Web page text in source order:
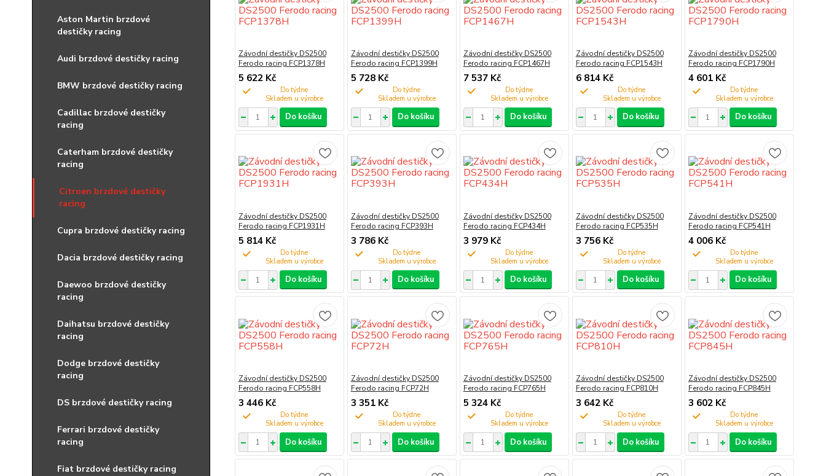
Aston Martin brzdové
destičky racing
Audi brzdové destičky racing
BMW brzdové destičky racing
Cadillac brzdové destičky
racing
Caterham brzdové destičky
racing
Citroen brzdové destičky
racing
Cupra brzdové destičky racing
Dacia brzdové destičky racing
Daewoo brzdové destičky
racing
Daihatsu brzdové destičky
racing
Dodge brzdové destičky
racing
DS brzdové destičky racing
Ferrari brzdové destičky
racing
Fiat brzdové destičky racing
Závodní destičky DS2500
Ferodo racing FCP1378H
5 622 Kč
Do týdne
Do košíku
Závodní destičky DS2500
Ferodo racing FCP1399H
5 728 Kč
Do týdne
Do košíku
Závodní destičky DS2500
Ferodo racing FCP1467H
7 537 Kč
Do týdne
Do košíku
Závodní destičky DS2500
Ferodo racing FCP1543H
6 814 Kč
Do týdne
Do košíku
Závodní destičky DS2500
Ferodo racing FCP1790H
4 601 Kč
Do týdne
Do košíku
Závodní destičky DS2500
Ferodo racing FCP1931H
5 814 Kč
Do týdne
Do košíku
Závodní destičky DS2500
Ferodo racing FCP393H
3 786 Kč
Do týdne
Do košíku
Závodní destičky DS2500
Ferodo racing FCP434H
3 979 Kč
Do týdne
Do košíku
Závodní destičky DS2500
Ferodo racing FCP535H
3 756 Kč
Do týdne
Do košíku
Závodní destičky DS2500
Ferodo racing FCP541H
4 006 Kč
Do týdne
Do košíku
Závodní destičky DS2500
Ferodo racing FCP558H
3 446 Kč
Do týdne
Do košíku
Závodní destičky DS2500
Ferodo racing FCP72H
3 351 Kč
Do týdne
Do košíku
Závodní destičky DS2500
Ferodo racing FCP765H
5 324 Kč
Do týdne
Do košíku
Závodní destičky DS2500
Ferodo racing FCP810H
3 642 Kč
Do týdne
Do košíku
Závodní destičky DS2500
Ferodo racing FCP845H
3 602 Kč
Do týdne
Do košíku